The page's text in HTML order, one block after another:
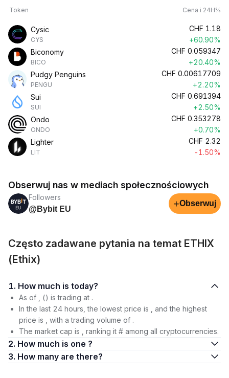
Token Cena i 24H%
Cysic
CYS
CHF 1.18
+60.90%
Biconomy
BICO
CHF 0.059347
+20.40%
Pudgy Penguins
PENGU
CHF 0.00617709
+2.20%
Sui
SUI
CHF 0.691394
+2.50%
Ondo
ONDO
CHF 0.353278
+0.70%
Lighter
LIT
CHF 2.32
-1.50%
Obserwuj nas w mediach społecznościowych
Followers
@Bybit EU
+Obserwuj
Często zadawane pytania na temat ETHIX
(Ethix)
1. How much is today?
As of , () is trading at .
In the last 24 hours, the lowest price is , and the highest
price is , with a trading volume of .
The market cap is , ranking it # among all cryptocurrencies.
2. How much is one ?
3. How many are there?